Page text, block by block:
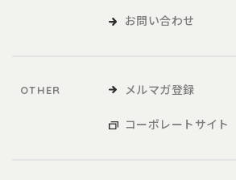
お問い合わせ
OTHER メルマガ登録
コーポレートサイト